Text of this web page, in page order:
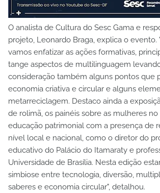
O analista de Cultura do Sesc Gama e
projeto, Leonardo Braga, explica o evento.
vamos enfatizar as ações formativas,
tange aspectos de multilinguagem
consideração também alguns pontos que
economia criativa e circular e alguns
metarreciclagem. Destaco ainda a
de rolimã, os painéis sobre as mulheres
educação patrimonial com a presença de
nível local e nacional, como o diretor do
educativo do Palácio do Itamaraty e
Universidade de Brasília. Nesta edição
simbiose entre tecnologia, diversão,
saberes e economia circular", detalhou.